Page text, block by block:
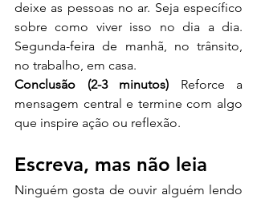
deixe as pessoas no ar. Seja específico
sobre como viver isso no dia a dia.
Segunda-feira de manhã, no trânsito,
no trabalho, em casa.
Conclusão (2-3 minutos) Reforce a
mensagem central e termine com algo
que inspire ação ou reflexão.
Escreva, mas não leia
Ninguém gosta de ouvir alguém lendo